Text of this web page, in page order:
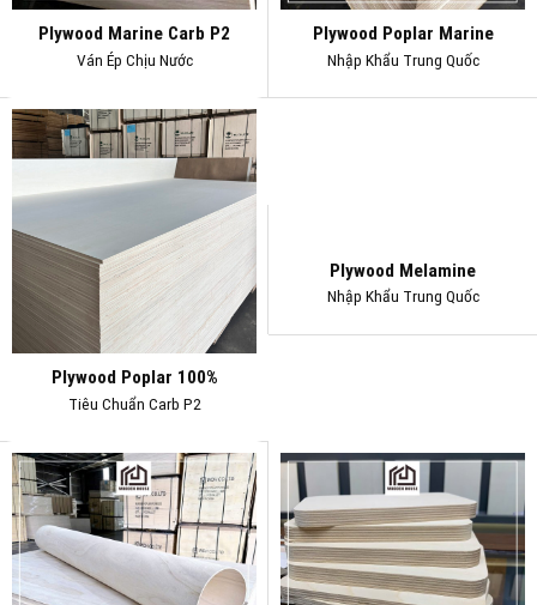
Plywood Marine Carb P2
Ván Ép Chịu Nước
Plywood Poplar Marine
Nhập Khẩu Trung Quốc
Plywood Poplar 100%
Tiêu Chuẩn Carb P2
Plywood Melamine
Nhập Khẩu Trung Quốc